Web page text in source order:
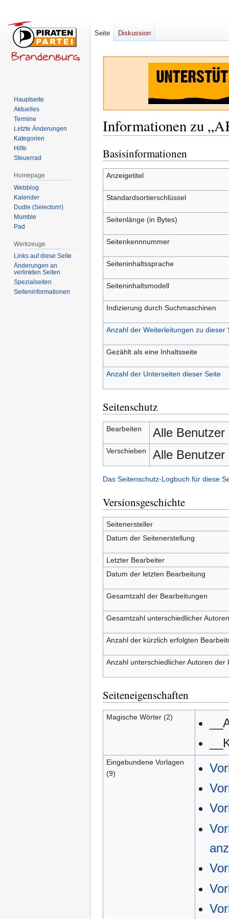
Informationen zu
Zur
Navigation
springen
Zur
Suche
springen
Basisinformationen
Anzeigetitel
Standardsortierschlüssel
Seitenlänge (in Bytes)
Seitenkennnummer
Seiteninhaltssprache
Seiteninhaltsmodell
Indizierung durch Suchmaschinen
Anzahl der Weiterleitungen zu dieser
Gezählt als eine Inhaltsseite
Anzahl der Unterseiten dieser Seite
Seitenschutz
Bearbeiten Alle Benutzer
Verschieben Alle Benutzer
Das Seitenschutz-Logbuch für diese
Versionsgeschichte
Seitenersteller
Datum der Seitenerstellung
Letzter Bearbeiter
Datum der letzten Bearbeitung
Gesamtzahl der Bearbeitungen
Gesamtzahl unterschiedlicher Autoren
Anzahl der kürzlich erfolgten
Anzahl unterschiedlicher Autoren
Seiteneigenschaften
Magische Wörter (2)
Eingebundene Vorlagen
(9)
Seite Diskussion
Hauptseite
Aktuelles
Termine
Letzte Änderungen
Kategorien
Hilfe
Steuerrad
Homepage
Webblog
Kalender
Dudle (Selectorrr)
Mumble
Pad
Werkzeuge
Links auf diese Seite
Änderungen an
verlinkten Seiten
Spezialseiten
Seiten­­informationen